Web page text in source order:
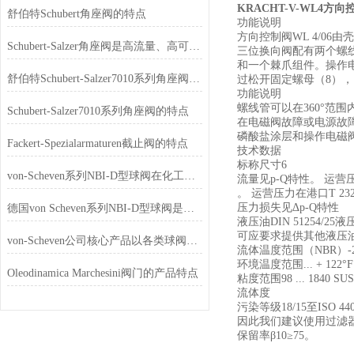
舒伯特Schubert角座阀的特点
Schubert-Salzer角座阀是高流量、高可靠、易维护的工业流体控制优选
舒伯特Schubert-Salzer7010系列角座阀如何选型
Schubert-Salzer7010系列角座阀的特点
Fackert-Spezialarmaturen截止阀的特点
von-Scheven系列NBI-D型球阀在化工行业的应用
德国von Scheven系列NBI-D型球阀是一款具有高精度、高可靠性
von-Scheven公司核心产品以各类球阀为主
Oleodinamica Marchesini阀门的产品特点
KRACHT-V-WL4方向
功能说明
方向控制阀WL 4/06由
三位换向阀配有两个螺
和一个棘爪组件。操作
过松开固定螺母（8），
功能说明
螺线管可以在360°范围
在电磁阀故障或电源故
磷酸盐涂层和操作电磁
技术数据
标称尺寸6
流量见p-Q特性。 运营
。 运营压力在港口T
压力损失见Δp-Q特性
液压油DIN 51254/25液
可应要求提供其他液压
流体温度范围（NBR）-
环境温度范围... +
粘度范围98 ... 1840
流体度
污染等级18/15至ISO
因此我们建议使用过滤
保留率β10≥75。